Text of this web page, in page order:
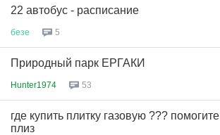
22 автобус - расписание
безе 5
Природный парк ЕРГАКИ
Hunter1974 53
где купить плитку газовую ??? помогите
плиз